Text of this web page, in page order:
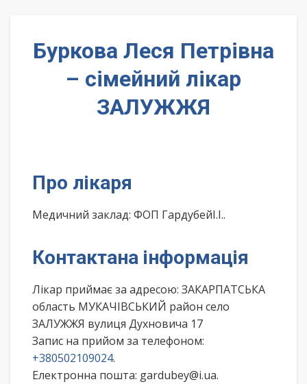
Буркова Леся Петрівна
– сімейний лікар
ЗАЛУЖЖЯ
Про лікаря
Медичний заклад: ФОП ГардубейІ.І..
Контактана інформація
Лікар приймає за адресою: ЗАКАРПАТСЬКА
область МУКАЧІВСЬКИЙ район село
ЗАЛУЖЖЯ вулиця Духновича 17
Запис на прийом за телефоном:
+380502109024.
Електронна пошта: gardubey@i.ua.